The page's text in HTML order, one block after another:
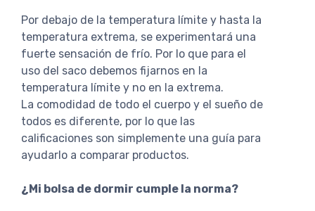
Por debajo de la temperatura límite y hasta la
temperatura extrema, se experimentará una
fuerte sensación de frío. Por lo que para el
uso del saco debemos fijarnos en la
temperatura límite y no en la extrema.
La comodidad de todo el cuerpo y el sueño de
todos es diferente, por lo que las
calificaciones son simplemente una guía para
ayudarlo a comparar productos.
¿Mi bolsa de dormir cumple la norma?